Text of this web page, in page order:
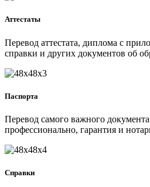
Аттестаты
Перевод аттестата, диплома с
справки и других документов об
Паспорта
Перевод самого важного
профессионально, гарантия и
Справки